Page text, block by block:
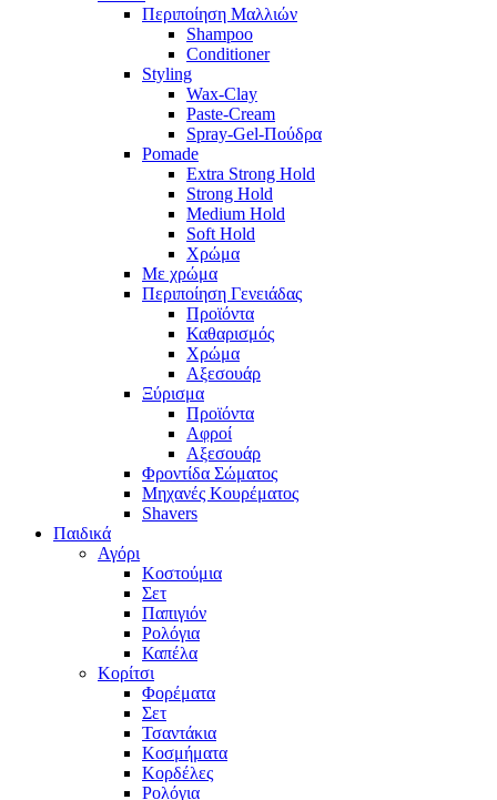
Περιποίηση Μαλλιών
Shampoo
Conditioner
Styling
Wax-Clay
Paste-Cream
Spray-Gel-Πούδρα
Pomade
Extra Strong Hold
Strong Hold
Medium Hold
Soft Hold
Χρώμα
Με χρώμα
Περιποίηση Γενειάδας
Προϊόντα
Καθαρισμός
Χρώμα
Αξεσουάρ
Ξύρισμα
Προϊόντα
Αφροί
Αξεσουάρ
Φροντίδα Σώματος
Μηχανές Κουρέματος
Shavers
Παιδικά
Αγόρι
Κοστούμια
Σετ
Παπιγιόν
Ρολόγια
Καπέλα
Κορίτσι
Φορέματα
Σετ
Τσαντάκια
Κοσμήματα
Κορδέλες
Ρολόγια